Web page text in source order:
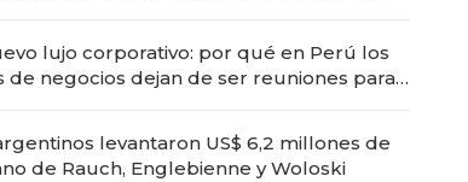
lujo corporativo: por qué en Perú los
de negocios dejan de ser reuniones para
levantaron US$ 6,2 millones de
de Rauch, Englebienne y Woloski